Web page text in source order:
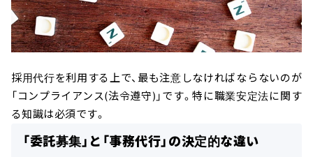
採用代行を利用する上で、最も注意しなければならないのが
「コンプライアンス(法令遵守)」です。特に職業安定法に関す
る知識は必須です。
「委託募集」と「事務代行」の決定的な違い